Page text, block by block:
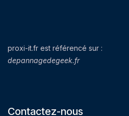
proxi-it.fr est référencé sur :
depannagedegeek.fr
Contactez-nous